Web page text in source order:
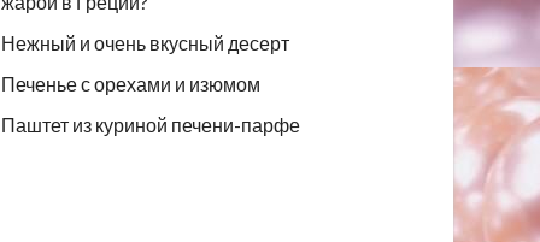
Нежный и очень вкусный десерт
Печенье с орехами и изюмом
Паштет из куриной печени-парфе